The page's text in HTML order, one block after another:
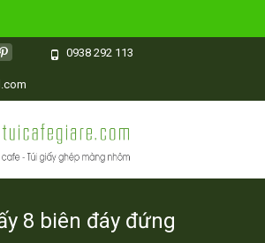
0938 292 113
8 biên đáy đứng